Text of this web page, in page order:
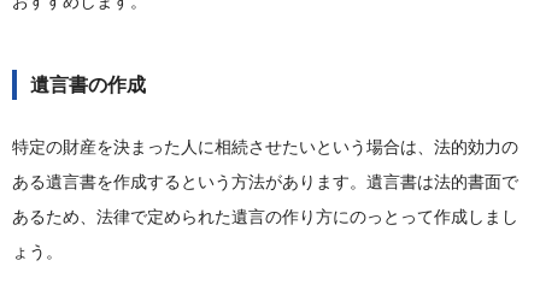
遺言書の作成
特定の財産を決まった人に相続させたいという場合は、法的効力の
ある遺言書を作成するという方法があります。遺言書は法的書面で
あるため、法律で定められた遺言の作り方にのっとって作成しまし
ょう。